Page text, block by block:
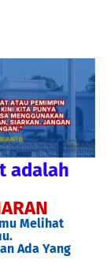
adalah
Melihat
Ada Yang